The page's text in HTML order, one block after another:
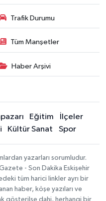
Trafik Durumu
Tüm Manşetler
Haber Arşivi
Eğitim
İlçeler
Kültür Sanat Spor
yazarları sorumludur.
- Son Dakika Eskişehir
tüm harici linkler ayrı bir
haber, köşe yazıları ve